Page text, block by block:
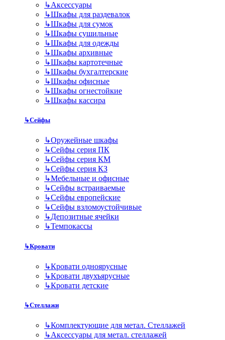
↳Аксессуары
↳Шкафы для раздевалок
↳Шкафы для сумок
↳Шкафы сушильные
↳Шкафы для одежды
↳Шкафы архивные
↳Шкафы картотечные
↳Шкафы бухгалтерские
↳Шкафы офисные
↳Шкафы огнестойкие
↳Шкафы кассира
↳Сейфы
↳Оружейные шкафы
↳Сейфы серия ПК
↳Сейфы серия КМ
↳Сейфы серия КЗ
↳Мебельные и офисные
↳Сейфы встраиваемые
↳Сейфы европейские
↳Сейфы взломоустойчивые
↳Депозитные ячейки
↳Темпокассы
↳Кровати
↳Кровати одноярусные
↳Кровати двухъярусные
↳Кровати детские
↳Стеллажи
↳Комплектующие для метал. Стеллажей
↳Аксессуары для метал. стеллажей